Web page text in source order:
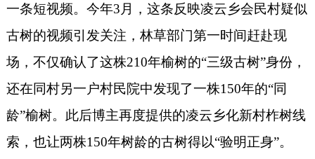
一条短视频。今年3月，这条反映凌云乡会民村疑似
古树的视频引发关注，林草部门第一时间赶赴现
场，不仅确认了这株210年榆树的“三级古树”身份，
还在同村另一户村民院中发现了一株150年的“同
龄”榆树。此后博主再度提供的凌云乡化新村柞树线
索，也让两株150年树龄的古树得以“验明正身”。